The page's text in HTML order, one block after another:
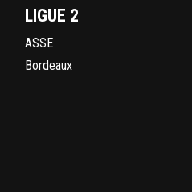
LIGUE 2
ASSE
Bordeaux